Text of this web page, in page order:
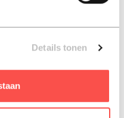
Details tonen